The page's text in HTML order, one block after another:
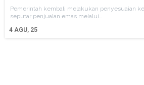
4 AGU, 25
Pemerintah kembali melakukan penyesuaian
seputar penjualan emas melalui…